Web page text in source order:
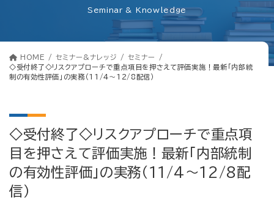
Seminar & Knowledge
HOME セミナー&ナレッジ
セミナー
◇受付終了◇リスクアプローチで重点項目を押さえて評価実施！最新「内部統
制の有効性評価」の実務（11/4～12/8配信）
◇受付終了◇リスクアプローチで重点項
目を押さえて評価実施！最新「内部統制
の有効性評価」の実務（11/4～12/8配
信）